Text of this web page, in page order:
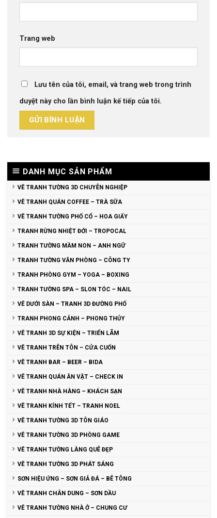
Trang web
Lưu tên của tôi, email, và trang web trong trình
duyệt này cho lần bình luận kế tiếp của tôi.
DANH MỤC SẢN PHẨM
VẼ TRANH TƯỜNG 3D CHUYÊN NGHIỆP
VẼ TRANH QUÁN COFFEE – TRÀ SỮA
VẼ TRANH TƯỜNG PHỐ CỔ – HOA GIẤY
TRANH RỪNG NHIỆT ĐỚI – TROPOCAL
TRANH TƯỜNG MẦM NON – ANH NGỮ
TRANH TƯỜNG VĂN PHÒNG – CÔNG TY
TRANH PHÒNG GYM – YOGA – BOXING
TRANH TƯỜNG SPA – SLON TÓC – NAIL
VẼ DƯỚI SÀN – TRANH 3D ĐƯỜNG PHỐ
TRANH PHONG CẢNH – PHONG THỦY
VẼ TRANH 3D SỰ KIỆN – TRIỂN LÃM
VẼ TRANH TRÊN TÔN – CỬA CUỐN
VẼ TRANH BAR – BEER – BIDA
VẼ TRANH QUÁN ĂN VẶT – CHECK IN
VẼ TRANH NHÀ HÀNG – KHÁCH SẠN
VẼ TRANH KÍNH TẾT – TRANH NOEL
VẼ TRANH TƯỜNG 3D TÔN GIÁO
VẼ TRANH TƯỜNG 3D PHÒNG GAME
VẼ TRANH TƯỜNG LÀNG QUÊ ĐẸP
VẼ TRANH TƯỜNG 3D PHÁT SÁNG
SƠN HIỆU ỨNG – SƠN GIẢ ĐÁ – BÊ TÔNG
VẼ TRANH CHÂN DUNG – SƠN DẦU
VẼ TRANH TƯỜNG NHÀ Ở – CHUNG CƯ